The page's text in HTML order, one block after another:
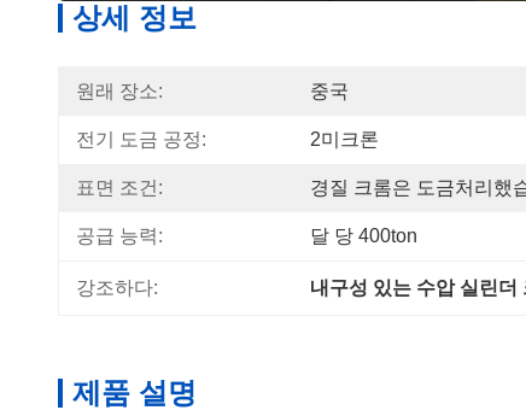
상세 정보
원래 장소: 중국
전기 도금 공정: 2미크론
표면 조건: 경질 크롬은 도금처리했
공급 능력: 달 당 400ton
강조하다: 내구성 있는 수압 실린더
제품 설명